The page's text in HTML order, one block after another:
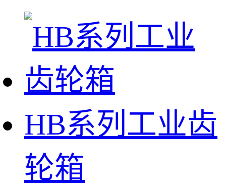
HB系列工业齿
轮箱